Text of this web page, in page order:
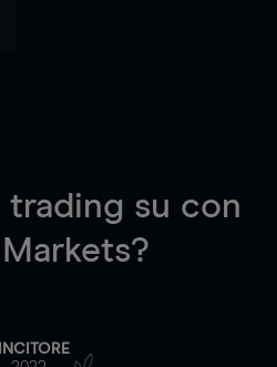
trading su con